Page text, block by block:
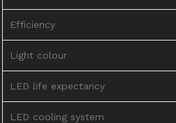
Efficiency
Light colour
LED life expectancy
LED cooling system